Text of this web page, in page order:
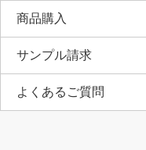
商品購入
サンプル請求
よくあるご質問